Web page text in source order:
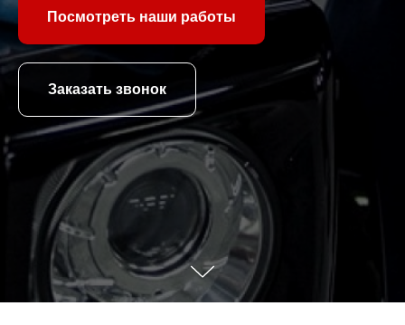
Посмотреть наши работы
Заказать звонок